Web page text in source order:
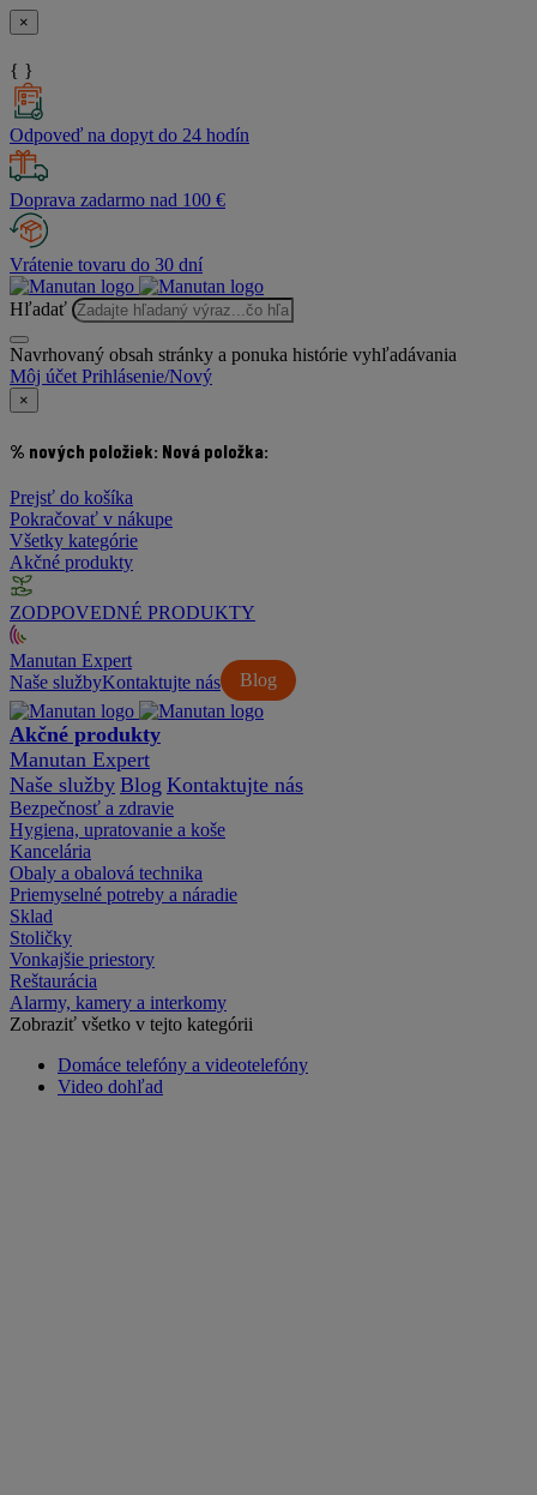
×
{ }
Odpoveď na dopyt do 24 hodín
Doprava zadarmo nad 100 €
Vrátenie tovaru do 30 dní
Hľadať
Navrhovaný obsah stránky a ponuka histórie vyhľadávania
Môj účet Prihlásenie/Nový
×
% nových položiek: Nová položka:
Prejsť do košíka
Pokračovať v nákupe
Všetky kategórie
Akčné produkty
ZODPOVEDNÉ PRODUKTY
Manutan Expert
Naše služby
Blog
Kontaktujte nás
Akčné produkty
Manutan Expert
Naše služby Blog Kontaktujte nás
Bezpečnosť a zdravie
Hygiena, upratovanie a koše
Kancelária
Obaly a obalová technika
Priemyselné potreby a náradie
Sklad
Stoličky
Vonkajšie priestory
Reštaurácia
Alarmy, kamery a interkomy
Zobraziť všetko v tejto kategórii
Domáce telefóny a videotelefóny
Video dohľad